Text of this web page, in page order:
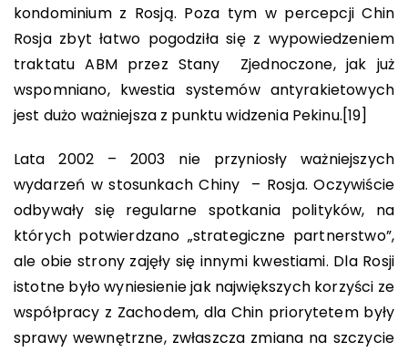
kondominium z Rosją. Poza tym w percepcji Chin
Rosja zbyt łatwo pogodziła się z wypowiedzeniem
traktatu ABM przez Stany Zjednoczone, jak już
wspomniano, kwestia systemów antyrakietowych
jest dużo ważniejsza z punktu widzenia Pekinu.[19]
Lata 2002 – 2003 nie przyniosły ważniejszych
wydarzeń w stosunkach Chiny – Rosja. Oczywiście
odbywały się regularne spotkania polityków, na
których potwierdzano „strategiczne partnerstwo”,
ale obie strony zajęły się innymi kwestiami. Dla Rosji
istotne było wyniesienie jak największych korzyści ze
współpracy z Zachodem, dla Chin priorytetem były
sprawy wewnętrzne, zwłaszcza zmiana na szczycie